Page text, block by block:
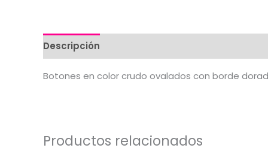
Descripción
Botones en color crudo ovalados con borde
Productos relacionados